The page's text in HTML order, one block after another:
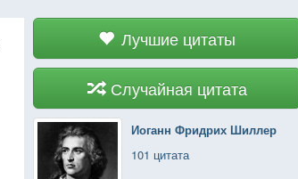
Лучшие цитаты
Случайная цитата
Иоганн Фридрих Шиллер
101 цитата